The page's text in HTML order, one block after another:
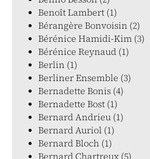
Benoît Lambert (1)
Bérangère Bonvoisin (2)
Bérénice Hamidi-Kim (3)
Bérénice Reynaud (1)
Berlin (1)
Berliner Ensemble (3)
Bernadette Bonis (4)
Bernadette Bost (1)
Bernard Andrieu (1)
Bernard Auriol (1)
Bernard Bloch (1)
Bernard Chartreux (5)